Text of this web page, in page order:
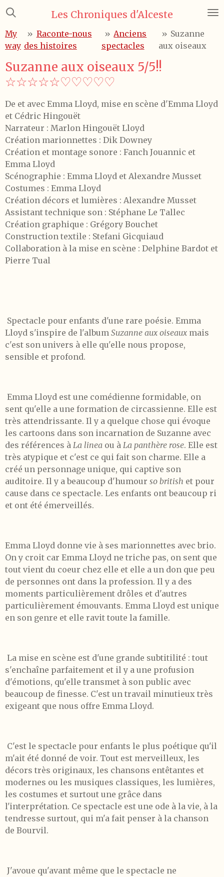
Passer
contenu
principal
Les Chroniques d'Alceste
My
way
» Raconte-nous
des histoires
» Anciens
spectacles
» Suzanne
aux oiseaux
Suzanne aux oiseaux 5/5!!
☆☆☆☆☆♡♡♡♡♡
De et avec Emma Lloyd, mise en scène d'Emma Lloyd
et Cédric Hingouët
Narrateur : Marlon Hingouët Lloyd
Création marionnettes : Dik Downey
Création et montage sonore : Fanch Jouannic et
Emma Lloyd
Scénographie : Emma Lloyd et Alexandre Musset
Costumes : Emma Lloyd
Création décors et lumières : Alexandre Musset
Assistant technique son : Stéphane Le Tallec
Création graphique : Grégory Bouchet
Construction textile : Stefani Gicquiaud
Collaboration à la mise en scène : Delphine Bardot et
Pierre Tual
Spectacle pour enfants d'une rare poésie. Emma
Lloyd s'inspire de l'album Suzanne aux oiseaux mais
c'est son univers à elle qu'elle nous propose,
sensible et profond.
Emma Lloyd est une comédienne formidable, on
sent qu'elle a une formation de circassienne. Elle est
très attendrissante. Il y a quelque chose qui évoque
les cartoons dans son incarnation de Suzanne avec
des références à La linea ou à La panthère rose. Elle est
très atypique et c'est ce qui fait son charme. Elle a
créé un personnage unique, qui captive son
auditoire. Il y a beaucoup d'humour so british et pour
cause dans ce spectacle. Les enfants ont beaucoup ri
et ont été émerveillés.
Emma Lloyd donne vie à ses marionnettes avec brio.
On y croit car Emma Lloyd ne triche pas, on sent que
tout vient du coeur chez elle et elle a un don que peu
de personnes ont dans la profession. Il y a des
moments particulièrement drôles et d'autres
particulièrement émouvants. Emma Lloyd est unique
en son genre et elle ravit toute la famille.
La mise en scène est d'une grande subtitilité : tout
s'enchaîne parfaitement et il y a une profusion
d'émotions, qu'elle transmet à son public avec
beaucoup de finesse. C'est un travail minutieux très
exigeant que nous offre Emma Lloyd.
C'est le spectacle pour enfants le plus poétique qu'il
m'ait été donné de voir. Tout est merveilleux, les
décors très originaux, les chansons entêtantes et
modernes ou les musiques classiques, les lumières,
les costumes et surtout une grâce dans
l'interprétation. Ce spectacle est une ode à la vie, à la
tendresse surtout, qui m'a fait penser à la chanson
de Bourvil.
J'avoue qu'avant même que le spectacle ne